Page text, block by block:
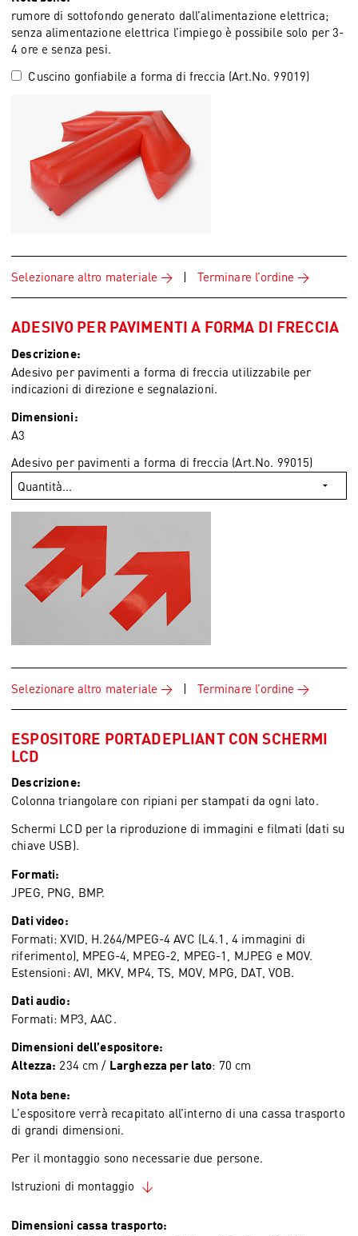
rumore di sottofondo generato dall’alimentazione elettrica;
senza alimentazione elettrica l’impiego è possibile solo per 3-
4 ore e senza pesi.
Cuscino gonfiabile a forma di freccia (Art.No. 99019)
Selezionare altro materiale | Terminare l’ordine
ADESIVO PER PAVIMENTI A FORMA DI FRECCIA
Descrizione:
Adesivo per pavimenti a forma di freccia utilizzabile per
indicazioni di direzione e segnalazioni.
Dimensioni:
A3
Adesivo per pavimenti a forma di freccia (Art.No. 99015)
Selezionare altro materiale | Terminare l’ordine
ESPOSITORE PORTADEPLIANT CON SCHERMI
LCD
Descrizione:
Colonna triangolare con ripiani per stampati da ogni lato.
Schermi LCD per la riproduzione di immagini e filmati (dati su
chiave USB).
Formati:
JPEG, PNG, BMP.
Dati video:
Formati: XVID, H.264/MPEG-4 AVC (L4.1, 4 immagini di
riferimento), MPEG-4, MPEG-2, MPEG-1, MJPEG e MOV.
Estensioni: AVI, MKV, MP4, TS, MOV, MPG, DAT, VOB.
Dati audio:
Formati: MP3, AAC.
Dimensioni dell’espositore:
Altezza: 234 cm / Larghezza per lato: 70 cm
Nota bene:
L’espositore verrà recapitato all’interno di una cassa trasporto
di grandi dimensioni.
Per il montaggio sono necessarie due persone.
Istruzioni di montaggio
Dimensioni cassa trasporto: